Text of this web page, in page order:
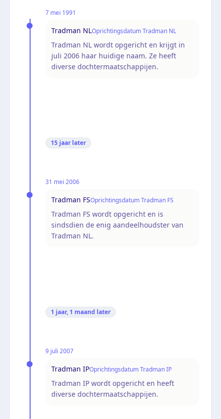
7 mei 1991
Tradman NLOprichtingsdatum Tradman NL
Tradman NL wordt opgericht en krijgt in
juli 2006 haar huidige naam. Ze heeft
diverse dochtermaatschappijen.
15 jaar later
31 mei 2006
Tradman FSOprichtingsdatum Tradman FS
Tradman FS wordt opgericht en is
sindsdien de enig aandeelhoudster van
Tradman NL.
1 jaar, 1 maand later
9 juli 2007
Tradman IPOprichtingsdatum Tradman IP
Tradman IP wordt opgericht en heeft
diverse dochtermaatschappijen.